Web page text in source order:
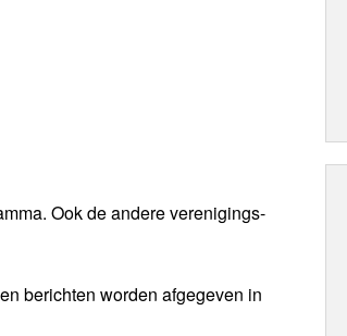
Ook de andere verenigings-
berichten worden afgegeven in